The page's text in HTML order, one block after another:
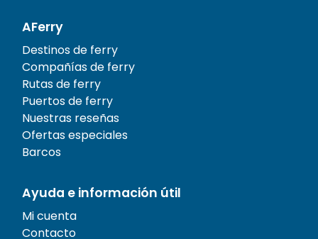
AFerry
Destinos de ferry
Compañías de ferry
Rutas de ferry
Puertos de ferry
Nuestras reseñas
Ofertas especiales
Barcos
Ayuda e información útil
Mi cuenta
Contacto